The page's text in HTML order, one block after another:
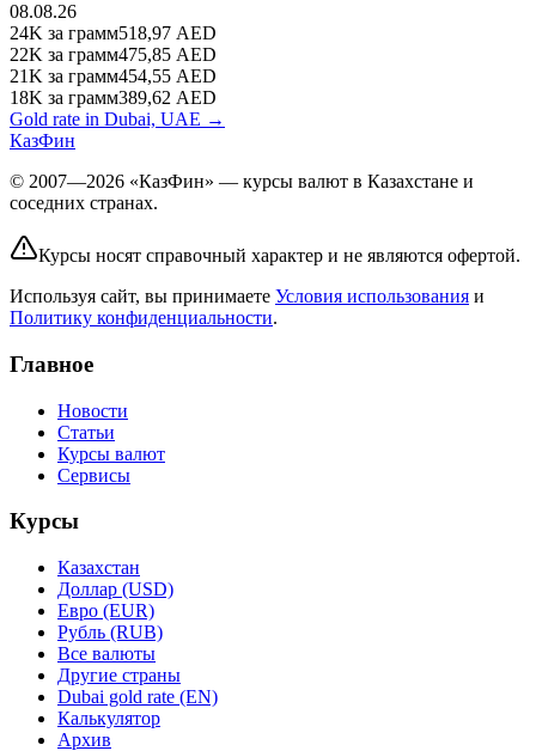
08.08.26
24K за грамм518,97 AED
22K за грамм475,85 AED
21K за грамм454,55 AED
18K за грамм389,62 AED
Gold rate in Dubai, UAE →
КазФин
© 2007—2026 «КазФин» — курсы валют в Казахстане и
соседних странах.
Курсы носят справочный характер и не являются офертой.
Используя сайт, вы принимаете Условия использования и
Политику конфиденциальности.
Главное
Новости
Статьи
Курсы валют
Сервисы
Курсы
Казахстан
Доллар (USD)
Евро (EUR)
Рубль (RUB)
Все валюты
Другие страны
Dubai gold rate (EN)
Калькулятор
Архив